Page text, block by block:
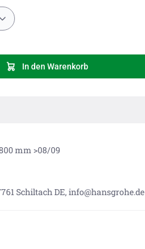
In den Warenkorb
mm >08/09
Schiltach DE, info@hansgrohe.de